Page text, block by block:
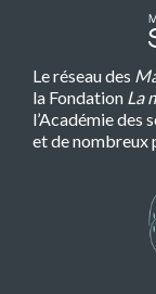
Le réseau des
la Fondation La
l’Académie des
et de nombreux